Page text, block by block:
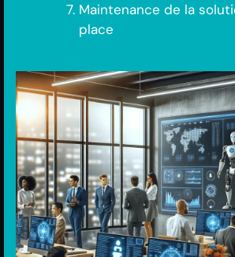
Maintenance de la
place